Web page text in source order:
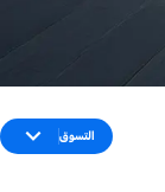
التسوق